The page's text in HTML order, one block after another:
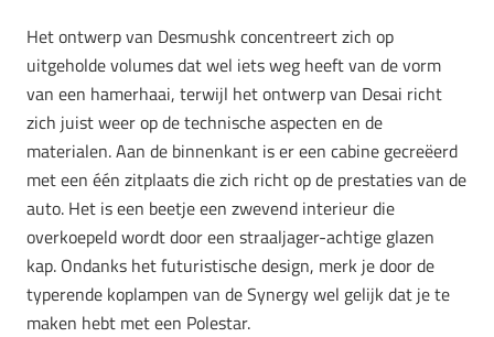
Het ontwerp van Desmushk concentreert zich op
uitgeholde volumes dat wel iets weg heeft van de vorm
van een hamerhaai, terwijl het ontwerp van Desai richt
zich juist weer op de technische aspecten en de
materialen. Aan de binnenkant is er een cabine gecreëerd
met een één zitplaats die zich richt op de prestaties van de
auto. Het is een beetje een zwevend interieur die
overkoepeld wordt door een straaljager-achtige glazen
kap. Ondanks het futuristische design, merk je door de
typerende koplampen van de Synergy wel gelijk dat je te
maken hebt met een Polestar.